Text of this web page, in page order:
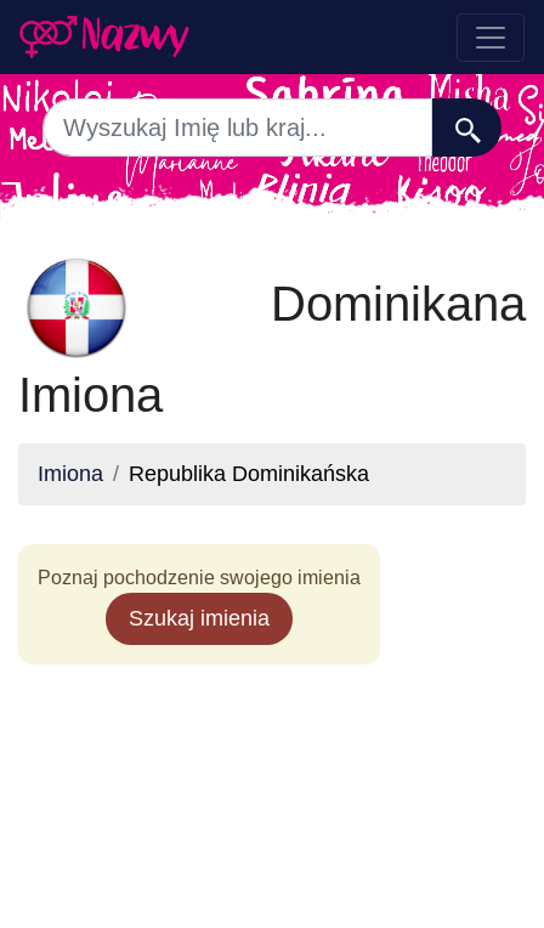
Dominikana
Imiona
Imiona Republika Dominikańska
Poznaj pochodzenie swojego imienia
Szukaj imienia